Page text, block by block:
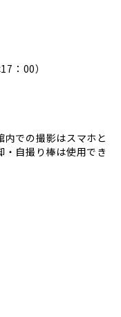
：00）
での撮影はスマホと
・自撮り棒は使用でき